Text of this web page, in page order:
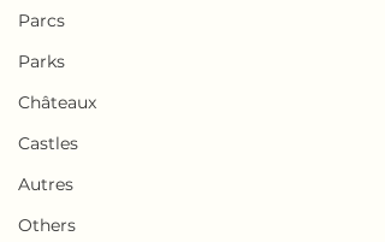
Parcs
Parks
Châteaux
Castles
Autres
Others